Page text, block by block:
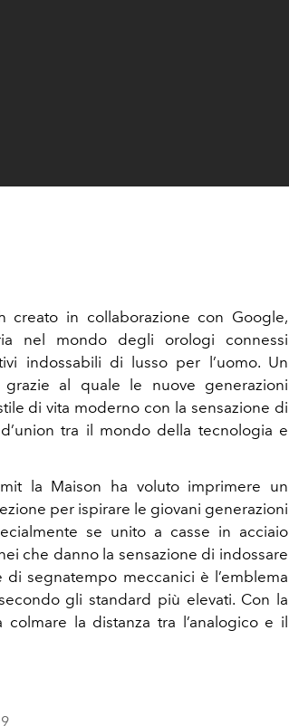
creato in collaborazione con Google,
nel mondo degli orologi connessi
indossabili di lusso per l’uomo. Un
grazie al quale le nuove generazioni
di vita moderno con la sensazione di
tra il mondo della tecnologia e
la Maison ha voluto imprimere un
per ispirare le giovani generazioni
se unito a casse in acciaio
che danno la sensazione di indossare
segnatempo meccanici è l’emblema
gli standard più elevati. Con la
la distanza tra l’analogico e il
9